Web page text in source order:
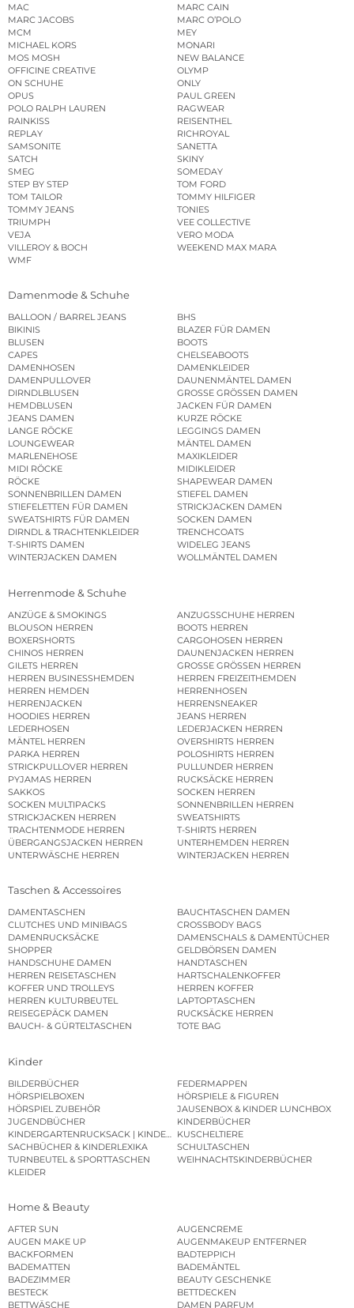
MAC
MARC CAIN
MARC JACOBS
MARC O’POLO
MCM
MEY
MICHAEL KORS
MONARI
MOS MOSH
NEW BALANCE
OFFICINE CREATIVE
OLYMP
ON SCHUHE
ONLY
OPUS
PAUL GREEN
POLO RALPH LAUREN
RAGWEAR
RAINKISS
REISENTHEL
REPLAY
RICHROYAL
SAMSONITE
SANETTA
SATCH
SKINY
SMEG
SOMEDAY
STEP BY STEP
TOM FORD
TOM TAILOR
TOMMY HILFIGER
TOMMY JEANS
TONIES
TRIUMPH
VEE COLLECTIVE
VEJA
VERO MODA
VILLEROY & BOCH
WEEKEND MAX MARA
WMF
Damenmode & Schuhe
BALLOON / BARREL JEANS
BHS
BIKINIS
BLAZER FÜR DAMEN
BLUSEN
BOOTS
CAPES
CHELSEABOOTS
DAMENHOSEN
DAMENKLEIDER
DAMENPULLOVER
DAUNENMÄNTEL DAMEN
DIRNDLBLUSEN
GROSSE GRÖSSEN DAMEN
HEMDBLUSEN
JACKEN FÜR DAMEN
JEANS DAMEN
KURZE RÖCKE
LANGE RÖCKE
LEGGINGS DAMEN
LOUNGEWEAR
MÄNTEL DAMEN
MARLENEHOSE
MAXIKLEIDER
MIDI RÖCKE
MIDIKLEIDER
RÖCKE
SHAPEWEAR DAMEN
SONNENBRILLEN DAMEN
STIEFEL DAMEN
STIEFELETTEN FÜR DAMEN
STRICKJACKEN DAMEN
SWEATSHIRTS FÜR DAMEN
SOCKEN DAMEN
DIRNDL & TRACHTENKLEIDER
TRENCHCOATS
T-SHIRTS DAMEN
WIDELEG JEANS
WINTERJACKEN DAMEN
WOLLMÄNTEL DAMEN
Herrenmode & Schuhe
ANZÜGE & SMOKINGS
ANZUGSSCHUHE HERREN
BLOUSON HERREN
BOOTS HERREN
BOXERSHORTS
CARGOHOSEN HERREN
CHINOS HERREN
DAUNENJACKEN HERREN
GILETS HERREN
GROSSE GRÖSSEN HERREN
HERREN BUSINESSHEMDEN
HERREN FREIZEITHEMDEN
HERREN HEMDEN
HERRENHOSEN
HERRENJACKEN
HERRENSNEAKER
HOODIES HERREN
JEANS HERREN
LEDERHOSEN
LEDERJACKEN HERREN
MÄNTEL HERREN
OVERSHIRTS HERREN
PARKA HERREN
POLOSHIRTS HERREN
STRICKPULLOVER HERREN
PULLUNDER HERREN
PYJAMAS HERREN
RUCKSÄCKE HERREN
SAKKOS
SOCKEN HERREN
SOCKEN MULTIPACKS
SONNENBRILLEN HERREN
STRICKJACKEN HERREN
SWEATSHIRTS
TRACHTENMODE HERREN
T-SHIRTS HERREN
ÜBERGANGSJACKEN HERREN
UNTERHEMDEN HERREN
UNTERWÄSCHE HERREN
WINTERJACKEN HERREN
Taschen & Accessoires
DAMENTASCHEN
BAUCHTASCHEN DAMEN
CLUTCHES UND MINIBAGS
CROSSBODY BAGS
DAMENRUCKSÄCKE
DAMENSCHALS & DAMENTÜCHER
SHOPPER
GELDBÖRSEN DAMEN
HANDSCHUHE DAMEN
HANDTASCHEN
HERREN REISETASCHEN
HARTSCHALENKOFFER
KOFFER UND TROLLEYS
HERREN KOFFER
HERREN KULTURBEUTEL
LAPTOPTASCHEN
REISEGEPÄCK DAMEN
RUCKSÄCKE HERREN
BAUCH- & GÜRTELTASCHEN
TOTE BAG
Kinder
BILDERBÜCHER
FEDERMAPPEN
HÖRSPIELBOXEN
HÖRSPIELE & FIGUREN
HÖRSPIEL ZUBEHÖR
JAUSENBOX & KINDER LUNCHBOX
JUGENDBÜCHER
KINDERBÜCHER
KINDERGARTENRUCKSACK | KINDERGARTENBEUTEL
KUSCHELTIERE
SACHBÜCHER & KINDERLEXIKA
SCHULTASCHEN
TURNBEUTEL & SPORTTASCHEN
WEIHNACHTSKINDERBÜCHER
KLEIDER
Home & Beauty
AFTER SUN
AUGENCREME
AUGEN MAKE UP
AUGENMAKEUP ENTFERNER
BACKFORMEN
BADTEPPICH
BADEMATTEN
BADEMÄNTEL
BADEZIMMER
BEAUTY GESCHENKE
BESTECK
BETTDECKEN
BETTWÄSCHE
DAMEN PARFUM